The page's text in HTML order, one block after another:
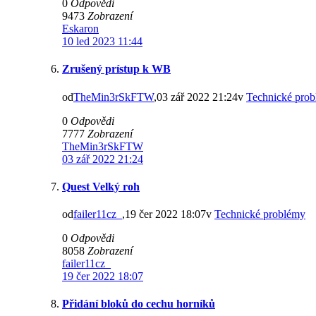
0 Odpovědi
9473 Zobrazení
Eskaron
10 led 2023 11:44
Zrušený prístup k WB
odTheMin3rSkFTW,03 zář 2022 21:24v Technické
0 Odpovědi
7777 Zobrazení
TheMin3rSkFTW
03 zář 2022 21:24
Quest Velký roh
odfailer11cz_ ,19 čer 2022 18:07v Technické problémy
0 Odpovědi
8058 Zobrazení
failer11cz_
19 čer 2022 18:07
Přidání bloků do cechu horníků